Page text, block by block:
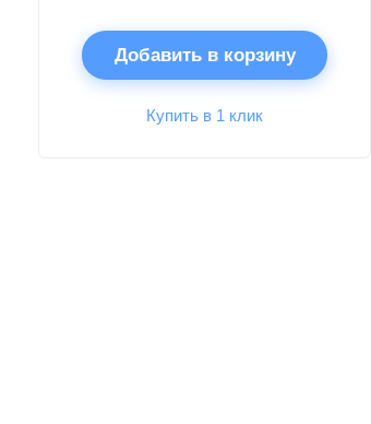
Добавить в корзину
Купить в 1 клик